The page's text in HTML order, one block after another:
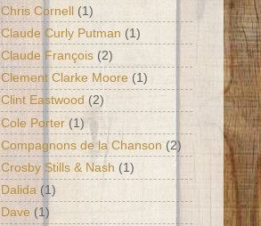
Chris Cornell (1)
Claude Curly Putman (1)
Claude François (2)
Clement Clarke Moore (1)
Clint Eastwood (2)
Cole Porter (1)
Compagnons de la Chanson (2)
Crosby Stills & Nash (1)
Dalida (1)
Dave (1)